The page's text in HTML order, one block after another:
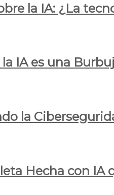
la IA: ¿La
IA es una
la
Hecha con